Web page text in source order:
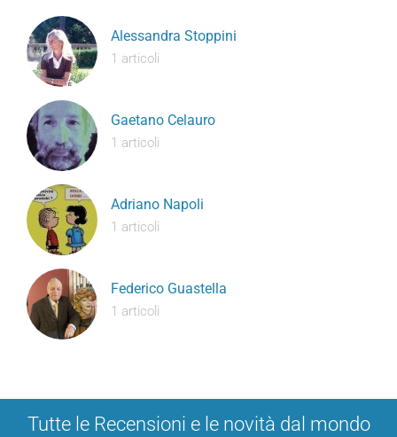
Alessandra Stoppini
1 articoli
Gaetano Celauro
1 articoli
Adriano Napoli
1 articoli
Federico Guastella
1 articoli
Tutte le Recensioni e le novità dal mondo